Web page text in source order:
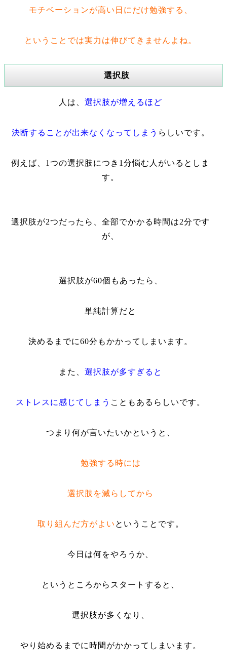
モチベーションが高い日にだけ勉強する、
ということでは実力は伸びてきませんよね。
選択肢
人は、選択肢が増えるほど
決断することが出来なくなってしまう らしいです。
例えば、 1つの選択肢につき 1分悩む人がいるとしま
す。
選択肢が2つだったら、全部でかかる時間は2分です
が、
選択肢が60個もあったら、
単純計算だと
決めるまでに60分もかかってしまいます。
また、選択肢が多すぎると
ストレスに感じてしまう こともあるらしいです。
つまり何が言いたいかというと、
勉強する時には
選択肢を減らしてから
取り組んだ方がよい ということです。
今日は何をやろうか、
というところからスタートすると、
選択肢が多くなり、
やり始めるまでに時間がかかってしまいます。